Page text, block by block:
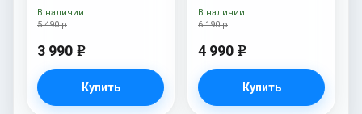
5 490 р
3 990 e
Купить
В наличии
овечья шерсть) Brown
6 190 р
4 990 e
Купить
В наличии